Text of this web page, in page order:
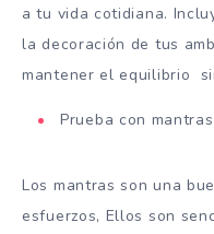
a tu vida cotidiana.
la decoración de tus
mantener el equilibrio
Prueba con mantras
Los mantras son una
esfuerzos, Ellos son